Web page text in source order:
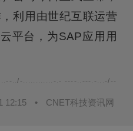
利用由世纪互联运营
平台，为SAP应用用
../-............-.- ----..---.-...-/--
12:15 • CNET科技资讯网